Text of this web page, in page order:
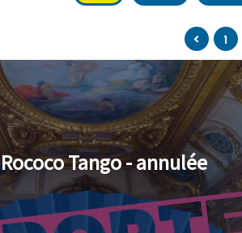
< 1
Rococo Tango - annulée